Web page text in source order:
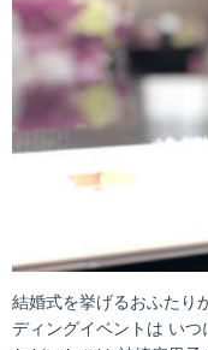
結婚式を挙げるおふた
ディングイベントは い